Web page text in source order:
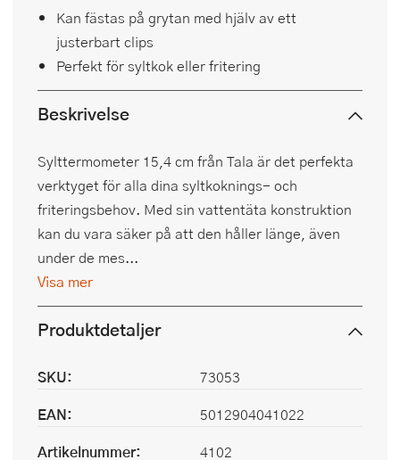
Kan fästas på grytan med hjälv av ett
justerbart clips
Perfekt för syltkok eller fritering
Beskrivelse
Sylttermometer 15,4 cm från Tala är det perfekta
verktyget för alla dina syltkoknings- och
friteringsbehov. Med sin vattentäta konstruktion
kan du vara säker på att den håller länge, även
under de mes...
Visa mer
Produktdetaljer
SKU:
73053
EAN:
5012904041022
Artikelnummer:
4102